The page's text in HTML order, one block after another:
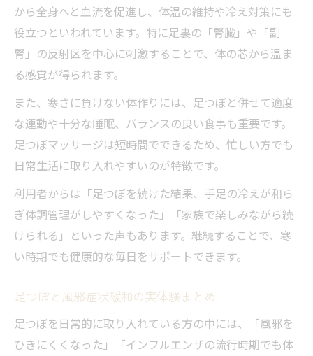
から全身へと血流を促進し、体温の維持や冷え対策にも
役立つといわれています。特に足裏の「腎臓」や「副
腎」の反射区を中心に刺激することで、体の芯から温ま
る感覚が得られます。
また、寒さに負けない体作りには、足つぼと併せて適度
な運動や十分な睡眠、バランスの良い食事も重要です。
足つぼマッサージは短時間でできるため、忙しい方でも
日常生活に取り入れやすいのが特徴です。
利用者からは「足つぼを続けた結果、手足の冷えが和ら
ぎ体調管理がしやすくなった」「家族で楽しみながら続
けられる」といった声もあります。継続することで、寒
い時期でも健康的な毎日をサポートできます。
足つぼと風邪症状緩和の実体験まとめ
足つぼを日常的に取り入れている方の中には、「風邪を
ひきにくくなった」「インフルエンザの流行時期でも体